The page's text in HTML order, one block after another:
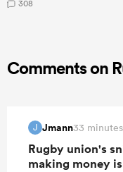
308
Comments on
J Jmann33
Rugby union's
making money